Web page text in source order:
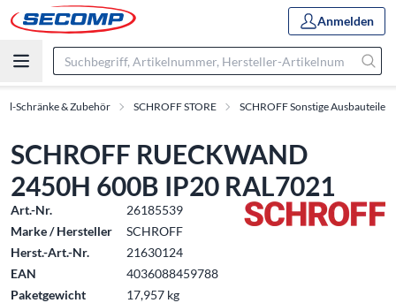
Anmelden
Schränke & Zubehör SCHROFF STORE SCHROFF Sonstige Ausbauteile
SCHROFF RUECKWAND
2450H 600B IP20 RAL7021
Art.-Nr.
26185539
Marke / Hersteller
SCHROFF
Herst.-Art.-Nr.
21630124
EAN
4036088459788
Paketgewicht
17,957 kg